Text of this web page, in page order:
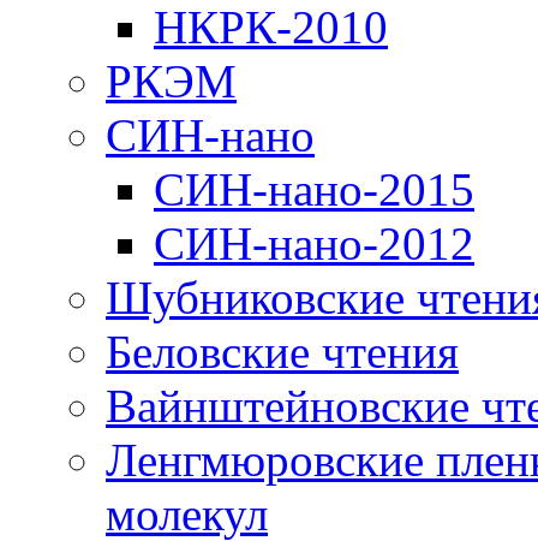
НКРК-2010
РКЭМ
СИН-нано
СИН-нано-2015
СИН-нано-2012
Шубниковские
Беловские чтения
Вайнштейновские
Ленгмюровские
молекул